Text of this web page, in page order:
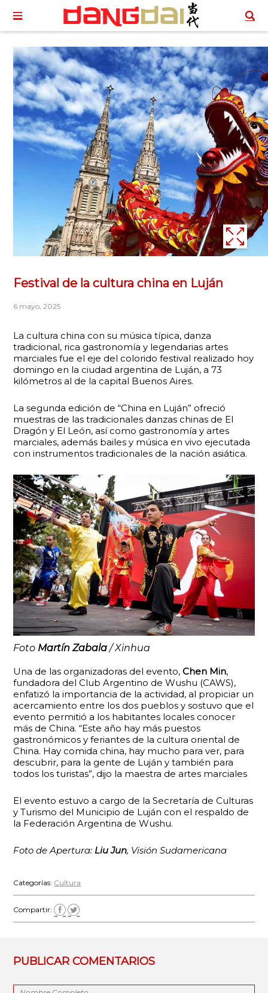
Festival de la cultura china en Luján
6 mayo, 2025
La cultura china con su música típica, danza
tradicional, rica gastronomía y legendarias artes
marciales fue el eje del colorido festival realizado hoy
domingo en la ciudad argentina de Luján, a 73
kilómetros al de la capital Buenos Aires.
La segunda edición de “China en Luján” ofreció
muestras de las tradicionales danzas chinas de El
Dragón y El León, así como gastronomía y artes
marciales, además bailes y música en vivo ejecutada
con instrumentos tradicionales de la nación asiática.
Foto Martín Zabala / Xinhua
Una de las organizadoras del evento,Chen Min,
fundadora del Club Argentino de Wushu (CAWS),
enfatizó la importancia de la actividad, al propiciar un
acercamiento entre los dos pueblos y sostuvo que el
evento permitió a los habitantes locales conocer
más de China. “Este año hay más puestos
gastronómicos y feriantes de la cultura oriental de
China. Hay comida china, hay mucho para ver, para
descubrir, para la gente de Luján y también para
todos los turistas”, dijo la maestra de artes marciales
El evento estuvo a cargo de la Secretaría de Culturas
y Turismo del Municipio de Luján con el respaldo de
la Federación Argentina de Wushu.
Foto de Apertura: Liu Jun, Visión Sudamericana
Categorías: Cultura
Compartir:
PUBLICAR COMENTARIOS